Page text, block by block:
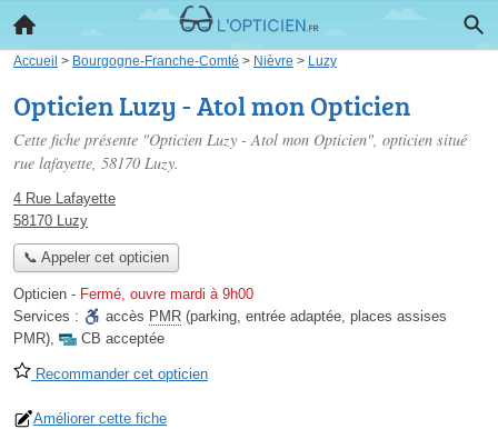
Accueil > Bourgogne-Franche-Comté > Nièvre > Luzy
Opticien Luzy - Atol mon Opticien
Cette fiche présente "Opticien Luzy - Atol mon Opticien", opticien situé
rue lafayette, 58170 Luzy.
4 Rue Lafayette
58170 Luzy
📞 Appeler cet opticien
Opticien - Fermé, ouvre mardi à 9h00
Services :
accès PMR (parking, entrée adaptée, places assises
PMR), CB acceptée
Recommander cet opticien
Améliorer cette fiche